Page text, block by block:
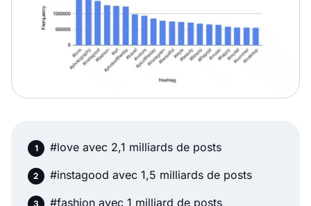
#love avec 2,1 milliards de posts
#instagood avec 1,5 milliards de posts
#fashion avec 1 milliard de posts